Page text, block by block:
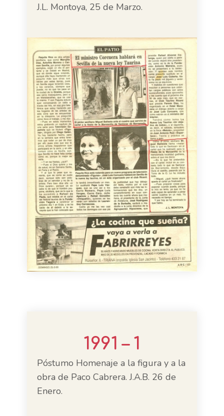
J.L. Montoya, 25 de Marzo.
1991 – 1
Póstumo Homenaje a la figura y a la
obra de Paco Cabrera. J.A.B. 26 de
Enero.